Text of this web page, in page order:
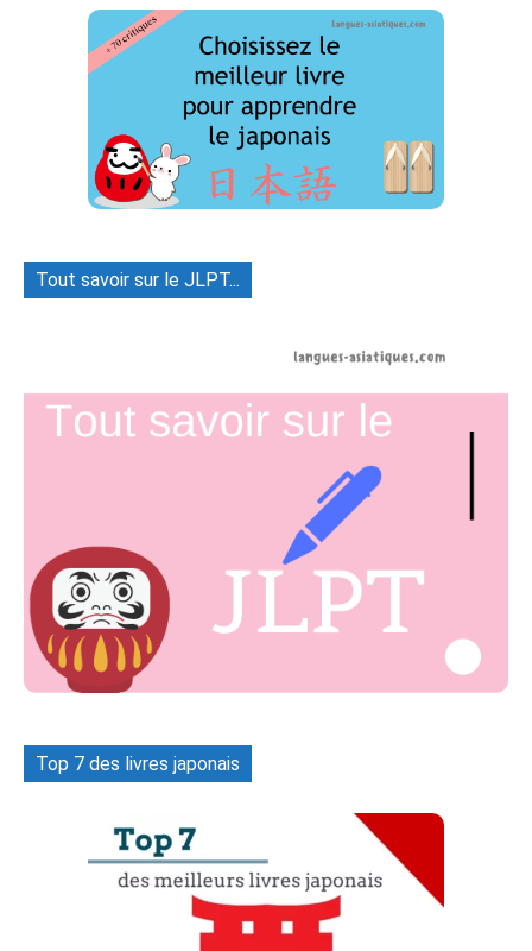
Tout savoir sur le JLPT...
Top 7 des livres japonais